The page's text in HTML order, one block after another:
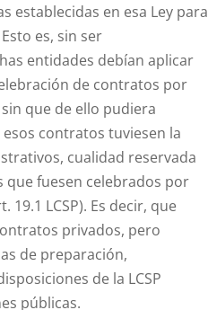
establecidas en esa Ley para
es, sin ser
entidades debían aplicar
de contratos por
que de ello pudiera
contratos tuviesen la
cualidad reservada
que fuesen celebrados por
LCSP). Es decir, que
privados, pero
de preparación,
de la LCSP
públicas.